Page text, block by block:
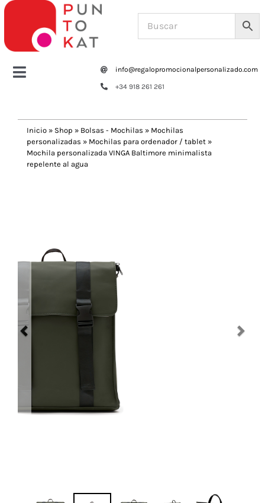
Saltar
contenido
Toggle
Tazas y botellas
Escritura
Navidad 🎄 Invierno
info@regalopromocionalpersonalizado.com
+34 918 261 261
Inicio » Shop » Bolsas - Mochilas » Mochilas
personalizadas » Mochilas para ordenador / tablet »
Mochila personalizada VINGA Baltimore minimalista
repelente al agua